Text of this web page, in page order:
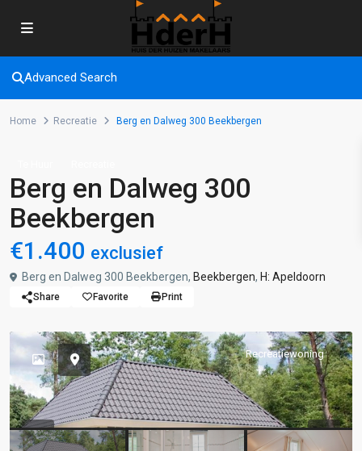
Advanced Search
Home Recreatie Berg en Dalweg 300 Beekbergen
Berg en Dalweg 300
Beekbergen
€1.400 exclusief
Berg en Dalweg 300 Beekbergen, Beekbergen, H: Apeldoorn
Share Favorite Print
Recreatiewoning
Previous